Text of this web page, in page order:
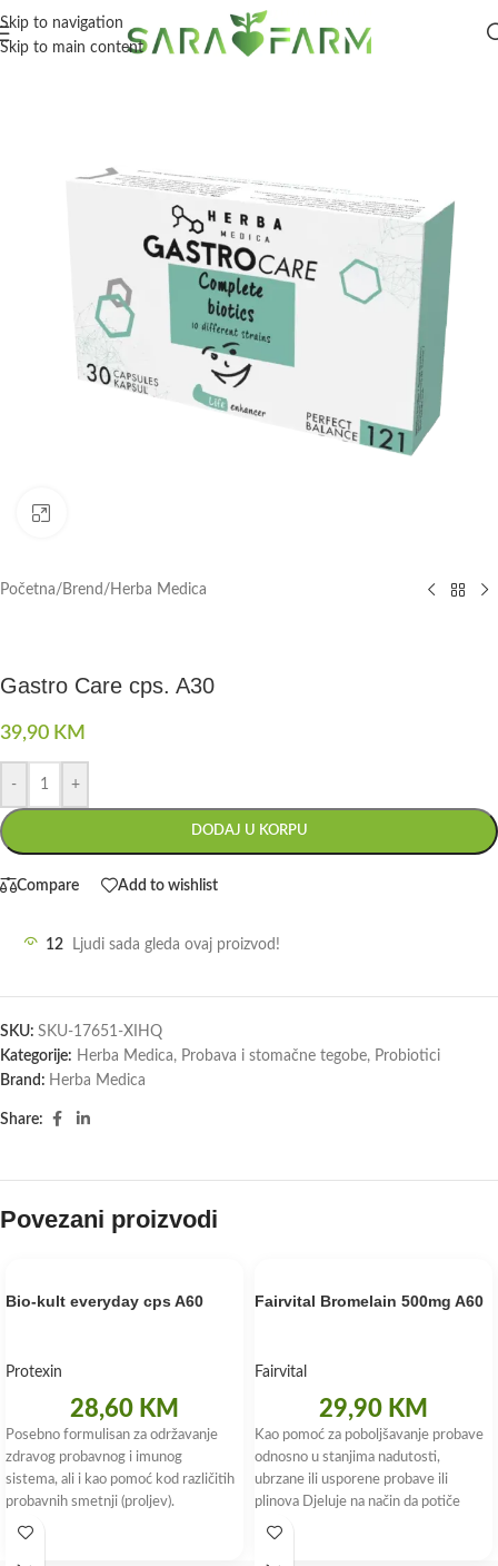
Skip to navigation
Skip to main content
Početna/ Brend / Herba Medica
Gastro Care cps. A30
39,90 KM
- +
DODAJ U KORPU
Compare Add to wishlist
12 Ljudi sada gleda ovaj proizvod!
SKU: SKU-17651-XIHQ
Kategorije: Herba Medica, Probava i stomačne tegobe, Probiotici
Brand: Herba Medica
Share:
Povezani proizvodi
Bio-kult everyday cps A60
Protexin
28,60 KM
Posebno formulisan za održavanje
zdravog probavnog i imunog
sistema, ali i kao pomoć kod različitih
probavnih smetnji (proljev).
Probiotički pripravak nove
Fairvital Bromelain 500mg A60
Fairvital
29,90 KM
Kao pomoć za poboljšavanje probave
odnosno u stanjima nadutosti,
ubrzane ili usporene probave ili
plinova Djeluje na način da potiče